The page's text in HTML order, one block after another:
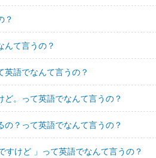
？
んて言うの？
語でなんて言うの？
。って英語でなんて言うの？
？って英語でなんて言うの？
すけど 」って英語でなんて言うの？